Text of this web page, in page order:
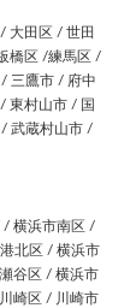
大田区 / 世田
橋区 /練馬区 /
三鷹市 / 府中
東村山市 / 国
武蔵村山市 /
/ 横浜市南区 /
北区 / 横浜市
谷区 / 横浜市
崎区 / 川崎市